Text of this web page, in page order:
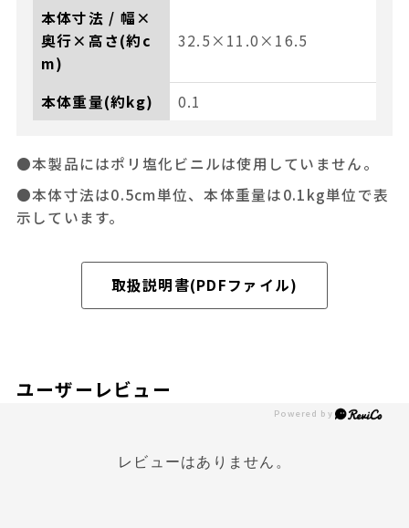
本体寸法 / 幅×
奥行×高さ(約c
m)
32.5×11.0×16.5
本体重量(約kg) 0.1
●本製品にはポリ塩化ビニルは使用していません。
●本体寸法は0.5cm単位、本体重量は0.1kg単位で表
示しています。
取扱説明書(PDFファイル)
ユーザーレビュー
レビューはありません。